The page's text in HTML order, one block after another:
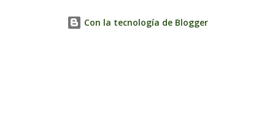
Con la tecnología de Blogger